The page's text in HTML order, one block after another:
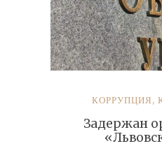
КОРРУПЦИЯ,
Задержан